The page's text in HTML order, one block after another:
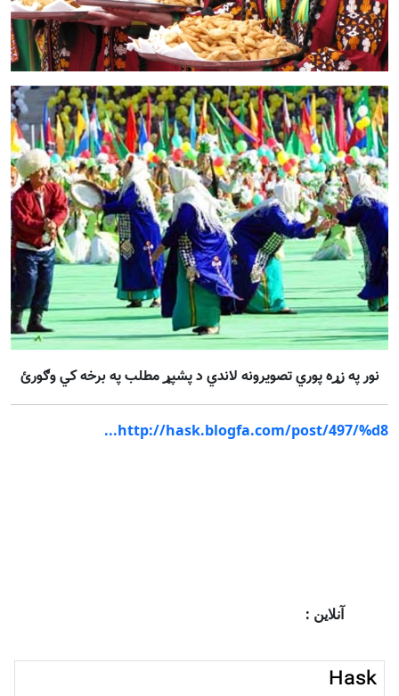
نور په زړه پوري تصويرونه لاندي د پشپړ مطلب په برخه کي وګورئ
آنلاین :
http://hask.blogfa.com/post/497/%d8...
Hask